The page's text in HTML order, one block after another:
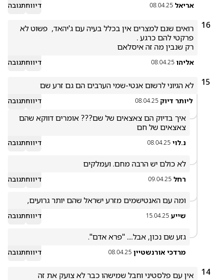
אריאל 08.04.25 דיווחתגובה
16
רק שנבין מה זה איסלאם
אליהו 08.04.25 דיווחתגובה
15 לא הגיוני לרשום אנטי-שמי הערבים הם גם זרע שם
ליותר דיוק 08.04.25 דיווחתגובה
צאצאים של חם
נ.לוי 08.04.25 דיווחתגובה
לא כולם יש הרבה מחם. ועמלקים
רחל 09.04.25 דיווחתגובה
ומה עם האנטישמים מזרע ישראל שהם יותר גרועים,
שייע 15.04.25 דיווחתגובה
גזע שם נכון, אבל.... "פרא אדם".
מרדכי אורנשטיין 08.04.25 דיווחתגובה
14 אין עם פלסטיני וחבל שמישהו כבר לא צועק את זה